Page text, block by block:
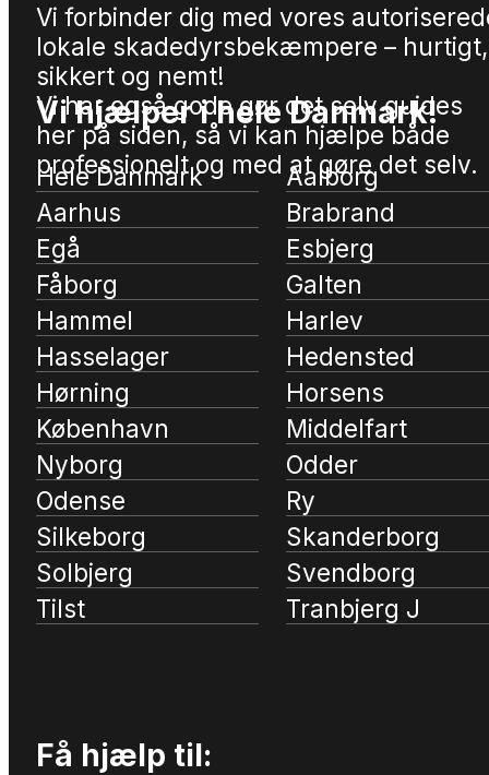
Vi forbinder dig med vores
lokale skadedyrsbekæmpere – hurtigt,
sikkert og nemt!
Vi har også gode gør det selv guides
her på siden, så vi kan hjælpe både
professionelt og med at gøre det selv.
Vi hjælper i hele Danmark!
Hele Danmark
Aalborg
Aarhus
Brabrand
Egå
Esbjerg
Fåborg
Galten
Hammel
Harlev
Hasselager
Hedensted
Hørning
Horsens
København
Middelfart
Nyborg
Odder
Odense
Ry
Silkeborg
Skanderborg
Solbjerg
Svendborg
Tilst
Tranbjerg J
Få hjælp til: